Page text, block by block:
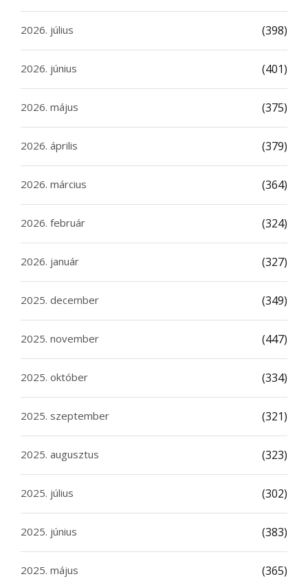
2026. július (398)
2026. június (401)
2026. május (375)
2026. április (379)
2026. március (364)
2026. február (324)
2026. január (327)
2025. december (349)
2025. november (447)
2025. október (334)
2025. szeptember (321)
2025. augusztus (323)
2025. július (302)
2025. június (383)
2025. május (365)